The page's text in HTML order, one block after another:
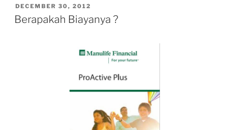
POSTED
ON
DECEMBER 30, 2012
Berapakah Biayanya ?